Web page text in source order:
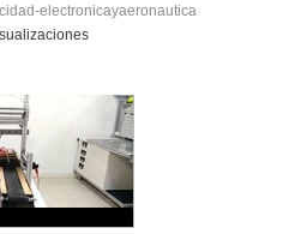
electronicayaeronautica